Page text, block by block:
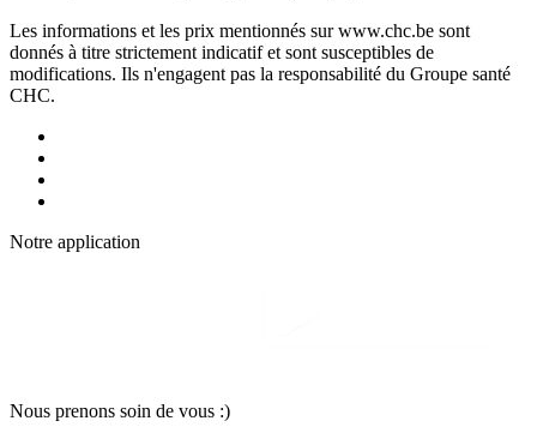
Les informations et les prix mentionnés sur www.chc.be sont
donnés à titre strictement indicatif et sont susceptibles de
modifications. Ils n'engagent pas la responsabilité du Groupe santé
CHC.
Notre application
Nous prenons soin de vous :)